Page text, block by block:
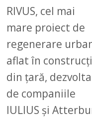
RIVUS, cel mai
mare proiect de
regenerare
aflat în
din țară,
de companiile
IULIUS și